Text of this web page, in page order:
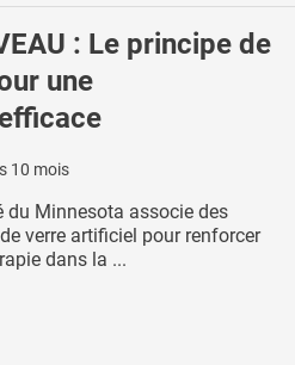
: Le principe de
une
10 mois
du Minnesota associe des
verre artificiel pour renforcer
dans la ...